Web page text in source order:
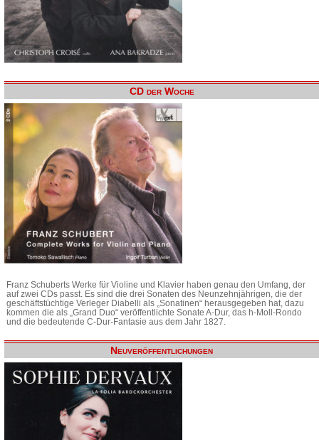
CD der Woche
Franz Schuberts Werke für Violine und Klavier haben genau den Umfang, der
auf zwei CDs passt. Es sind die drei Sonaten des Neunzehnjährigen, die der
geschäftstüchtige Verleger Diabelli als „Sonatinen“ herausgegeben hat, dazu
kommen die als „Grand Duo“ veröffentlichte Sonate A-Dur, das h-Moll-Rondo
und die bedeutende C-Dur-Fantasie aus dem Jahr 1827.
Neuveröffentlichungen